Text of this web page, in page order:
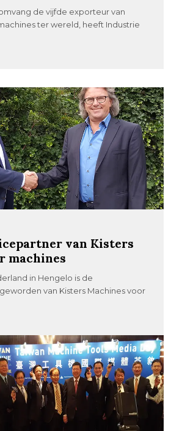
de vijfde exporteur van
ter wereld, heeft Industrie
van Kisters
machines
in Hengelo is de
van Kisters Machines voor